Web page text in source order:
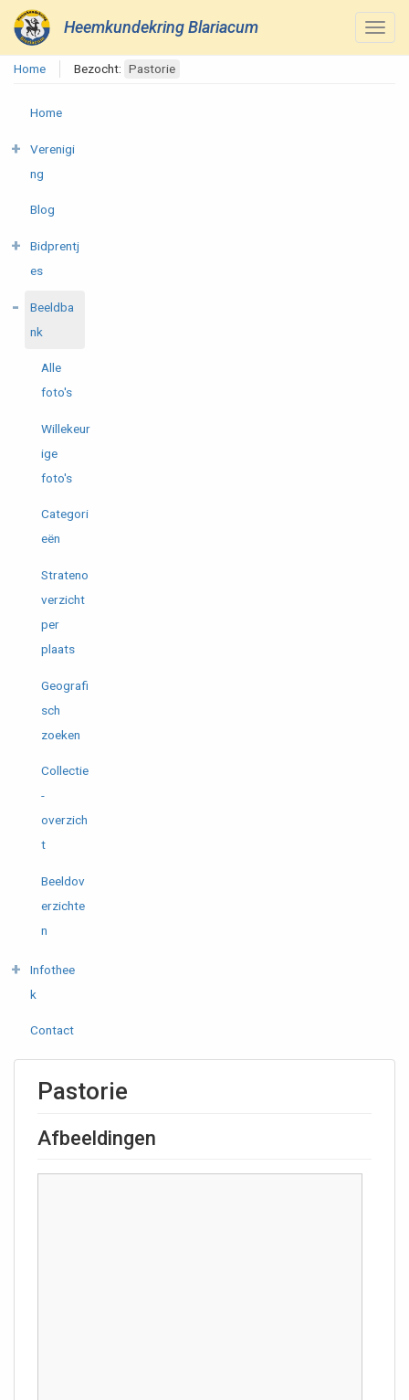
Heemkundekring Blariacum
Home Bezocht: Pastorie
Home
Verenigi
ng
Blog
Bidprentj
es
Beeldba
nk
Alle
foto's
Willekeur
ige
foto's
Categori
eën
Strateno
verzicht
per
plaats
Geografi
sch
zoeken
Collectie
-
overzich
t
Beeldov
erzichte
n
Infothee
k
Contact
Pastorie
Afbeeldingen